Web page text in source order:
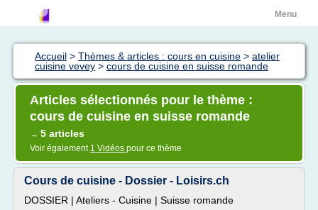
Menu
Accueil > Thèmes & articles : cours en cuisine > atelier
cuisine vevey > cours de cuisine en suisse romande
Articles sélectionnés pour le thème :
cours de cuisine en suisse romande
→ 5 articles
Voir également 1 Vidéos pour ce thème
Cours de cuisine - Dossier - Loisirs.ch
DOSSIER | Ateliers - Cuisine | Suisse romande